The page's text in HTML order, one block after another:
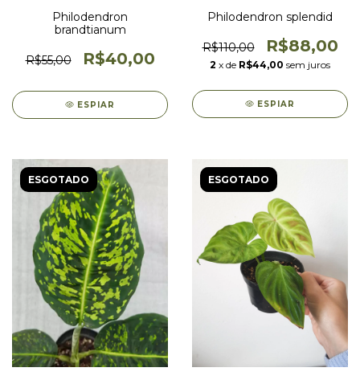
Philodendron
brandtianum
R$55,00 R$40,00
ESPIAR
Philodendron splendid
R$110,00 R$88,00
2 x de R$44,00 sem juros
ESPIAR
ESGOTADO ESGOTADO